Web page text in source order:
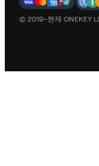
© 2019–현재 ONEKEY